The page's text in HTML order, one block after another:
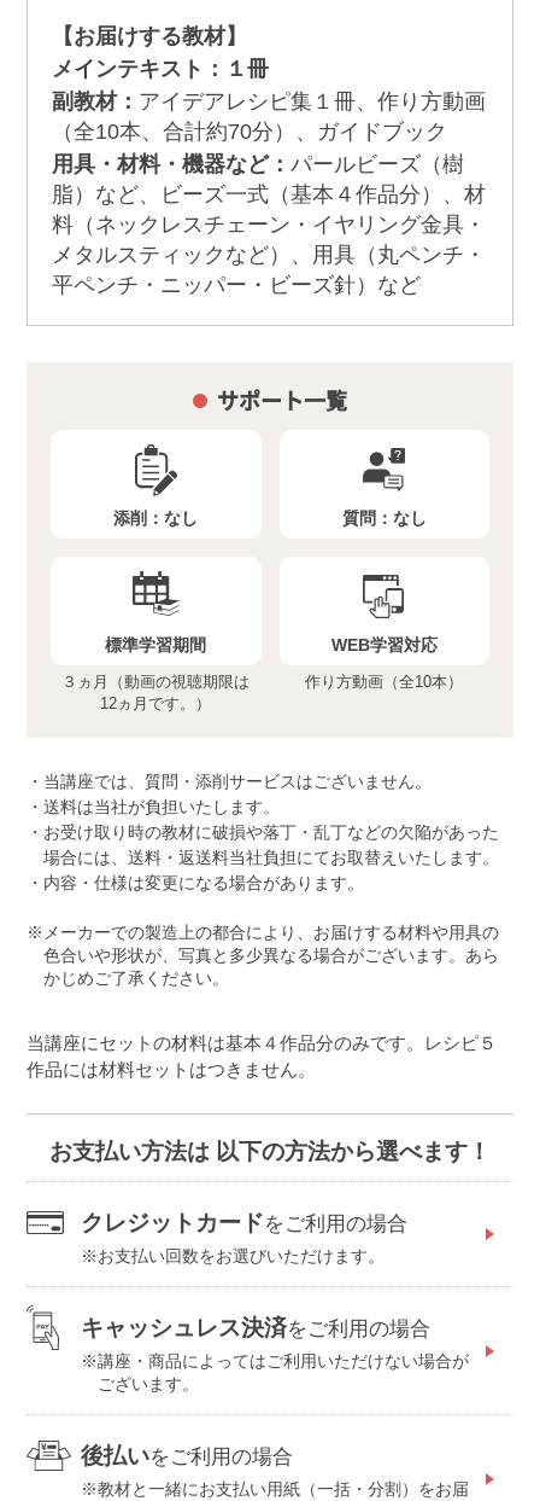
【お届けする教材】
メインテキスト：１冊
副教材： アイデアレシピ集１冊、作り方動画
（全10本、合計約70分）、ガイドブック
用具・材料・機器など： パールビーズ（樹
脂）など、ビーズ一式（基本４作品分）、材
料（ネックレスチェーン・イヤリング金具・
メタルスティックなど）、用具（丸ペンチ・
平ペンチ・ニッパー・ビーズ針）など
サポート一覧
添削：なし 質問： なし
標準学習期間
３ヵ月（動画の視聴期限は
12ヵ月です。）
WEB学習対応
作り方動画（全10本）
当講座では、質問・添削サービスはございません。
送料は当社が負担いたします。
お受け取り時の教材に破損や落丁・乱丁などの欠陥があった
場合には、送料・返送料当社負担にてお取替えいたします。
内容・仕様は変更になる場合があります。
メーカーでの製造上の都合により、お届けする材料や用具の
色合いや形状が、写真と多少異なる場合がございます。あら
かじめご了承ください。
当講座にセットの材料は基本４作品分のみです。レシピ５
作品には材料セットはつきません。
お支払い方法は 以下の方法から選べます！
クレジットカードをご利用の場合
お支払い回数をお選びいただけます。
キャッシュレス決済をご利用の場合
講座・商品によってはご利用いただけない場合が
ございます。
後払いをご利用の場合
教材と一緒にお支払い用紙（一括・分割）をお届